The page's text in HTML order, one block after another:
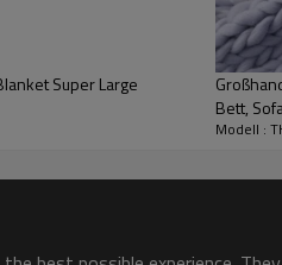
Super Large
Bett,
Modell :